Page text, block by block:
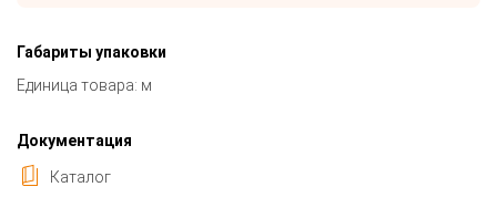
Габариты упаковки
Единица товара: м
Документация
Каталог